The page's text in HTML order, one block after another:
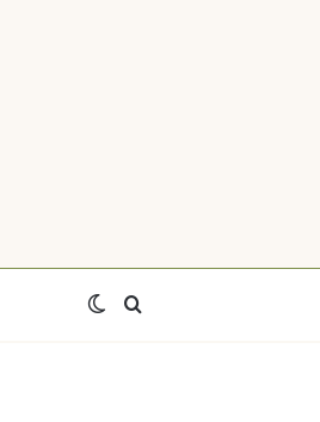
Axtar
Switch